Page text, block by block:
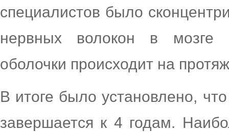
специалистов было
нервных волокон в мозге
оболочки происходит на
В итоге было установлено,
завершается к 4 годам.